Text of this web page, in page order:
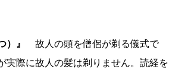
）』 故人の頭を僧侶が剃る儀式で
実際に故人の髪は剃りません。読経を